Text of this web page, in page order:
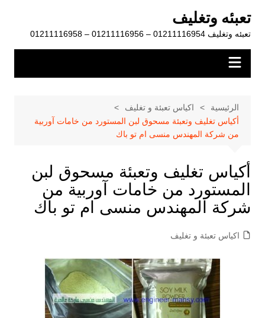
المحتوى
تعبئه وتغليف
تعبئه وتغليف 01211116954 – 01211116956 – 01211116958
الرئيسية
اكياس تعبئة و تغليف
أكياس تغليف وتعبئة مسحوق لبن المستورد من خامات آوربية
من شركة المهندس منسى ام تو باك
أكياس تغليف وتعبئة مسحوق لبن
المستورد من خامات آوربية من
شركة المهندس منسى ام تو باك
اكياس تعبئة و تغليف